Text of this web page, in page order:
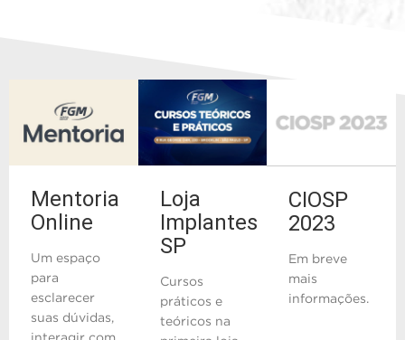
Mentoria
Online
Um espaço
para
esclarecer
suas dúvidas,
Loja
Implantes
SP
Cursos
práticos e
teóricos na
CIOSP
2023
Em breve
mais
informações.